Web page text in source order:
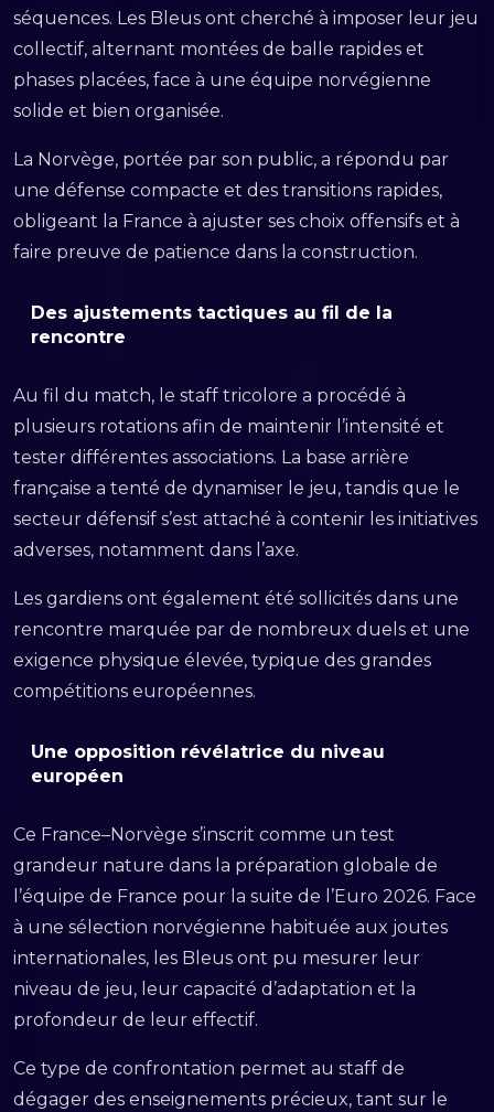
séquences. Les Bleus ont cherché à imposer leur jeu
collectif, alternant montées de balle rapides et
phases placées, face à une équipe norvégienne
solide et bien organisée.
La Norvège, portée par son public, a répondu par
une défense compacte et des transitions rapides,
obligeant la France à ajuster ses choix offensifs et à
faire preuve de patience dans la construction.
Des ajustements tactiques au fil de la
rencontre
Au fil du match, le staff tricolore a procédé à
plusieurs rotations afin de maintenir l’intensité et
tester différentes associations. La base arrière
française a tenté de dynamiser le jeu, tandis que le
secteur défensif s’est attaché à contenir les initiatives
adverses, notamment dans l’axe.
Les gardiens ont également été sollicités dans une
rencontre marquée par de nombreux duels et une
exigence physique élevée, typique des grandes
compétitions européennes.
Une opposition révélatrice du niveau
européen
Ce France–Norvège s’inscrit comme un test
grandeur nature dans la préparation globale de
l’équipe de France pour la suite de l’Euro 2026. Face
à une sélection norvégienne habituée aux joutes
internationales, les Bleus ont pu mesurer leur
niveau de jeu, leur capacité d’adaptation et la
profondeur de leur effectif.
Ce type de confrontation permet au staff de
dégager des enseignements précieux, tant sur le